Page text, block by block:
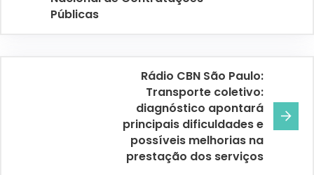
Públicas
Rádio CBN São Paulo:
Transporte coletivo:
diagnóstico apontará
principais dificuldades e
possíveis melhorias na
prestação dos serviços